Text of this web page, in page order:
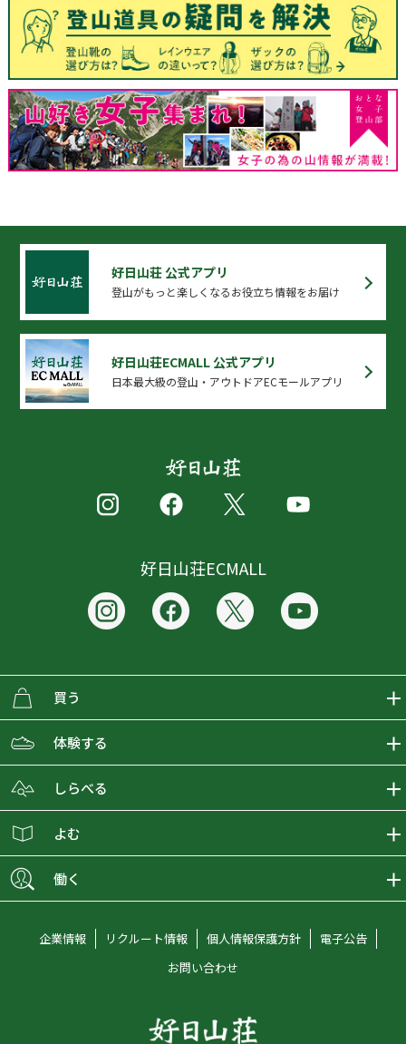
好日山荘 公式アプリ
登山がもっと楽しくなるお役立ち情報をお届け
好日山荘ECMALL 公式アプリ
日本最大級の登山・アウトドアECモールアプリ
好日山荘ECMALL
買う
ECMALLの商品をさがす
取り扱いブランド一覧
ショップブログ
会員募集
体験する
おとな女子登山部
グラビティリサーチ
しらべる
登山レポート
オンラインコンシェルジュ
よむ
好日山荘マガジン
働く
アルバイト採用情報
企業情報 リクルート情報 個人情報保護方針
電子公告
お問い合わせ